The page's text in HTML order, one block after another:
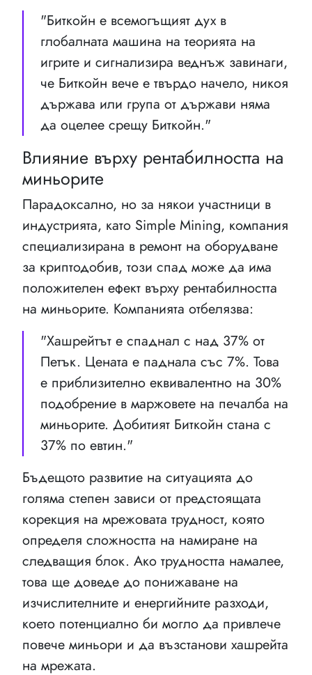
"Биткойн е всемогъщият дух в
глобалната машина на теорията на
игрите и сигнализира веднъж завинаги,
че Биткойн вече е твърдо начело, никоя
държава или група от държави няма
да оцелее срещу Биткойн."
Влияние върху рентабилността на
миньорите
Парадоксално, но за някои участници в
индустрията, като Simple Mining, компания
специализирана в ремонт на оборудване
за криптодобив, този спад може да има
положителен ефект върху рентабилността
на миньорите. Компанията отбелязва:
"Хашрейтът е спаднал с над 37% от
Петък. Цената е паднала със 7%. Това
е приблизително еквивалентно на 30%
подобрение в маржовете на печалба на
миньорите. Добитият Биткойн стана с
37% по евтин."
Бъдещото развитие на ситуацията до
голяма степен зависи от предстоящата
корекция на мрежовата трудност, която
определя сложността на намиране на
следващия блок. Ако трудността намалее,
това ще доведе до понижаване на
изчислителните и енергийните разходи,
което потенциално би могло да привлече
повече миньори и да възстанови хашрейта
на мрежата.